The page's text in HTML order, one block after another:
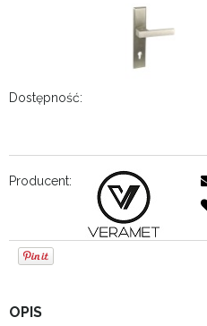
Dostępność:
Producent:
OPIS